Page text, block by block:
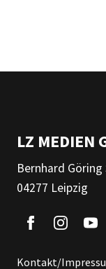
LZ MEDIEN
Bernhard
04277 Leipzig
Kontakt/